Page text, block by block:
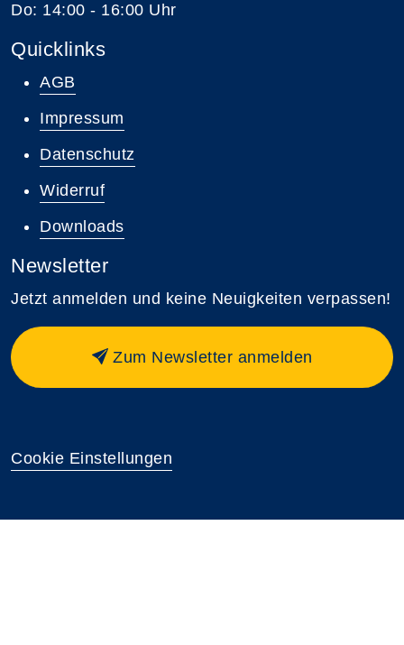
Do: 14:00 - 16:00 Uhr
Quicklinks
AGB
Impressum
Datenschutz
Widerruf
Downloads
Newsletter
Jetzt anmelden und keine Neuigkeiten verpassen!
Zum Newsletter anmelden
Cookie Einstellungen